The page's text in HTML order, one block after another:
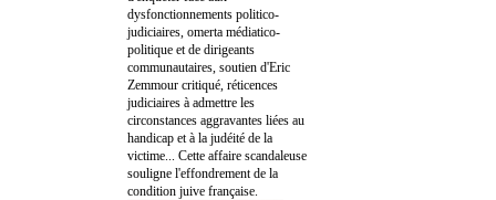
dysfonctionnements politico-
judiciaires, omerta médiatico-
politique et de dirigeants
communautaires, soutien d'Eric
Zemmour critiqué, réticences
judiciaires à admettre les
circonstances aggravantes liées au
handicap et à la judéité de la
victime... Cette affaire scandaleuse
souligne l'effondrement de la
condition juive française.